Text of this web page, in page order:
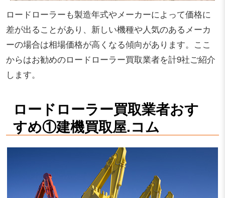
ロードローラーも製造年式やメーカーによって価格に
差が出ることがあり、新しい機種や人気のあるメーカ
ーの場合は相場価格が高くなる傾向があります。ここ
からはお勧めのロードローラー買取業者を計9社ご紹介
します。
ロードローラー買取業者おす
すめ①建機買取屋.コム